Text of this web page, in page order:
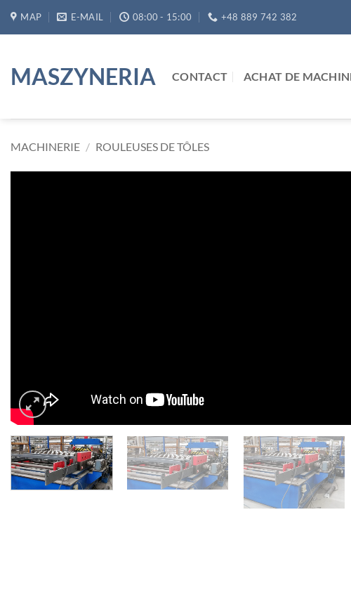
MAP E-MAIL 08:00 - 15:00 +48 889 742 382
MASZYNERIA CONTACT ACHAT DE
MACHINERIE / ROULEUSES DE TÔLES